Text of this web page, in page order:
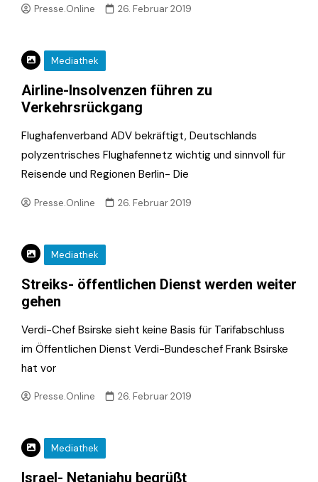
Presse.Online 26. Februar 2019
Mediathek
Airline-Insolvenzen führen zu
Verkehrsrückgang
Flughafenverband ADV bekräftigt, Deutschlands
polyzentrisches Flughafennetz wichtig und sinnvoll für
Reisende und Regionen Berlin- Die
Presse.Online 26. Februar 2019
Mediathek
Streiks- öffentlichen Dienst werden weiter
gehen
Verdi-Chef Bsirske sieht keine Basis für Tarifabschluss
im Öffentlichen Dienst Verdi-Bundeschef Frank Bsirske
hat vor
Presse.Online 26. Februar 2019
Mediathek
Israel- Netanjahu begrüßt